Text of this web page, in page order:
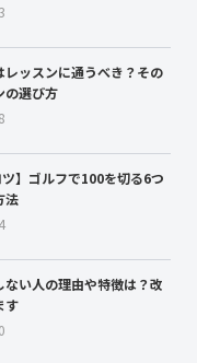
レッスンに通うべき？その
の選び方
ツ】ゴルフで100を切る6つ
法
ない人の理由や特徴は？改
す